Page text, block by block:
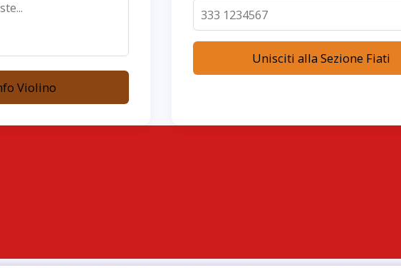
Violino
Unisciti alla Sezione Fiati